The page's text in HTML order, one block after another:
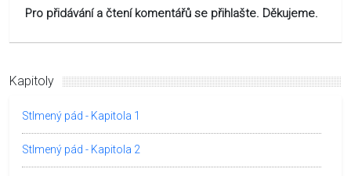
Pro přidávání a čtení komentářů se přihlašte. Děkujeme.
Kapitoly
Stlmený pád - Kapitola 1
Stlmený pád - Kapitola 2